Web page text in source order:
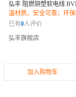
弘丰 阻燃铜塑软电线
温材质，安全可靠；环
全面；灵活耐用，适应多
已有0人评价
弘丰旗舰店
加入购物车